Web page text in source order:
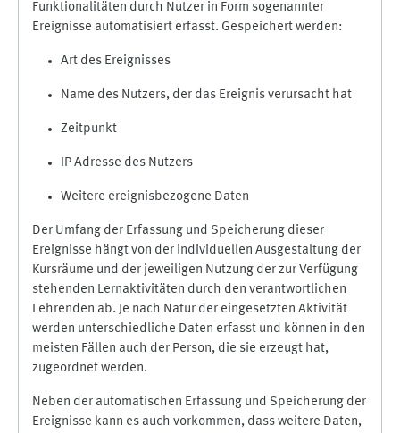
Funktionalitäten durch Nutzer in Form sogenannter
Ereignisse automatisiert erfasst. Gespeichert werden:
Art des Ereignisses
Name des Nutzers, der das Ereignis verursacht hat
Zeitpunkt
IP Adresse des Nutzers
Weitere ereignisbezogene Daten
Der Umfang der Erfassung und Speicherung dieser
Ereignisse hängt von der individuellen Ausgestaltung der
Kursräume und der jeweiligen Nutzung der zur Verfügung
stehenden Lernaktivitäten durch den verantwortlichen
Lehrenden ab. Je nach Natur der eingesetzten Aktivität
werden unterschiedliche Daten erfasst und können in den
meisten Fällen auch der Person, die sie erzeugt hat,
zugeordnet werden.
Neben der automatischen Erfassung und Speicherung der
Ereignisse kann es auch vorkommen, dass weitere Daten,